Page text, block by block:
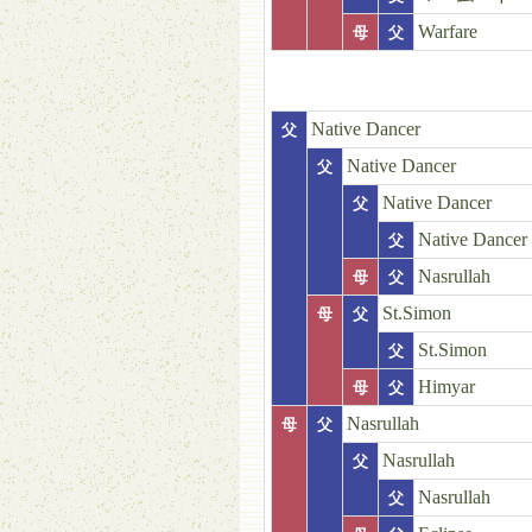
母 父 Warfare
父 Native Dancer
父 Native Dancer
父 Native Dancer
父 Native Dancer
母 父 Nasrullah
母 父 St.Simon
父 St.Simon
母 父 Himyar
母 父 Nasrullah
父 Nasrullah
父 Nasrullah